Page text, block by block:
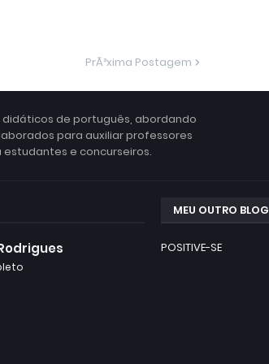
PrÃ³xima Postagem
de português, abordando
para auxiliar professores
e concurseiros.
MEU OUTRO BLOG
POSITIVE-SE